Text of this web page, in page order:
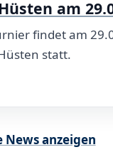
am
findet am
statt.
News anzeigen